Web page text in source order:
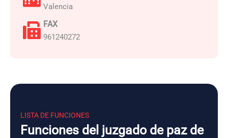
Valencia
FAX
961240272
LISTA DE FUNCIONES
Funciones del juzgado de paz de